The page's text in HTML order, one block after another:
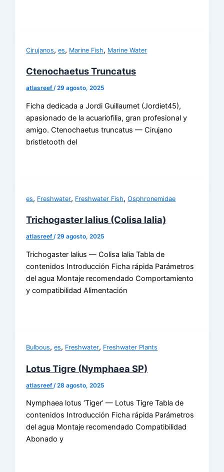
Cirujanos,es, Marine Fish, Marine Water
Ctenochaetus Truncatus
atlasreef/29 agosto, 2025
Ficha dedicada a Jordi Guillaumet (Jordiet45),
apasionado de la acuariofilia, gran profesional y
amigo. Ctenochaetus truncatus — Cirujano
bristletooth del
es, Freshwater, Freshwater Fish,Osphronemidae
Trichogaster lalius (Colisa lalia)
atlasreef/29 agosto, 2025
Trichogaster lalius — Colisa lalia Tabla de
contenidos Introducción Ficha rápida Parámetros
del agua Montaje recomendado Comportamiento
y compatibilidad Alimentación
Bulbous,es, Freshwater, Freshwater Plants
Lotus Tigre (Nymphaea SP)
atlasreef /28 agosto, 2025
Nymphaea lotus ‘Tiger’ — Lotus Tigre Tabla de
contenidos Introducción Ficha rápida Parámetros
del agua Montaje recomendado Compatibilidad
Abonado y